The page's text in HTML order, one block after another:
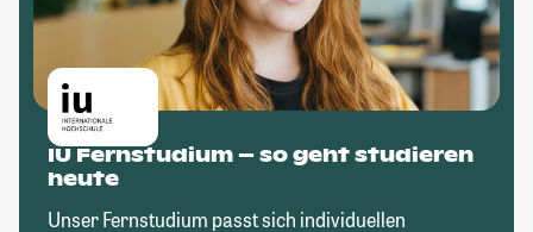
IU Fernstudium – so geht studieren
heute
Unser Fernstudium passt sich individuellen